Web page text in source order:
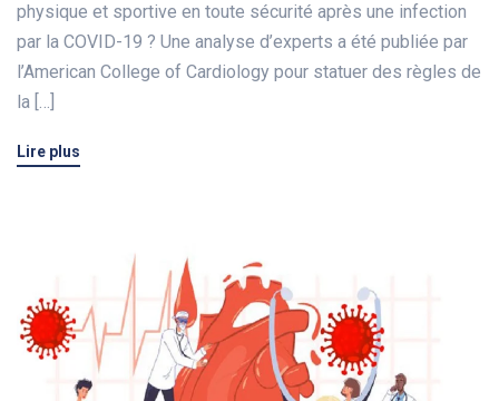
physique et sportive en toute sécurité après une infection
par la COVID-19 ? Une analyse d’experts a été publiée par
l’American College of Cardiology pour statuer des règles de
la […]
Lire plus